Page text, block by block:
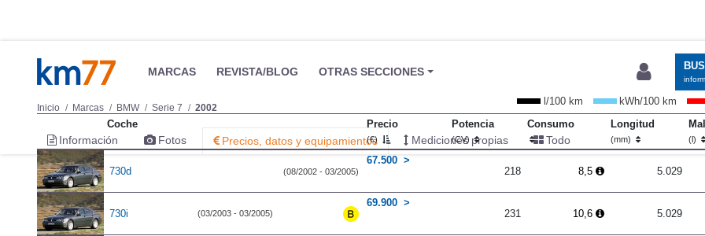
MARCAS REVISTA/BLOG OTRAS SECCIONES
Inicio Marcas BMW Serie 7 2002
Información Fotos Precios, datos y equipamientos Mediciones propias Todo
l/100 km kWh/100 km
Coche
Precio
(€)
Potencia
(CV)
Consumo Longitud
(mm) (l)
730d (08/2002 - 03/2005)
67.500
218
8,5 5.029
730i (03/2003 - 03/2005)
69.900
231
10,6 5.029